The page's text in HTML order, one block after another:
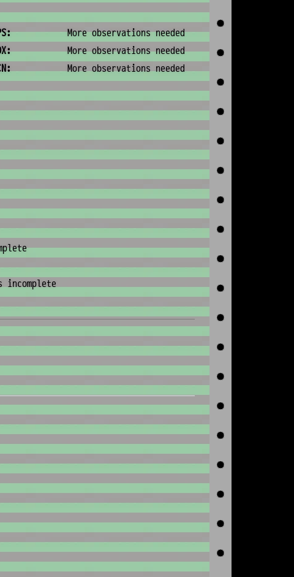
More observations needed
More observations needed
More observations needed
incomplete